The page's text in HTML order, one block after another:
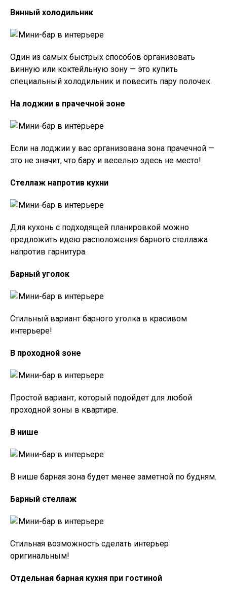
Винный холодильник
Один из самых быстрых способов организовать
винную или коктейльную зону — это купить
специальный холодильник и повесить пару полочек.
На лоджии в прачечной зоне
Если на лоджии у вас организована зона прачечной —
это не значит, что бару и веселью здесь не место!
Стеллаж напротив кухни
Для кухонь с подходящей планировкой можно
предложить идею расположения барного стеллажа
напротив гарнитура.
Барный уголок
Стильный вариант барного уголка в красивом
интерьере!
В проходной зоне
Простой вариант, который подойдет для любой
проходной зоны в квартире.
В нише
В нише барная зона будет менее заметной по будням.
Барный стеллаж
Стильная возможность сделать интерьер
оригинальным!
Отдельная барная кухня при гостиной